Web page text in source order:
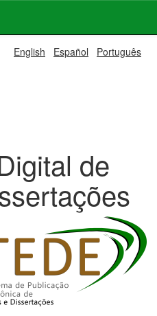
English Español Português
de